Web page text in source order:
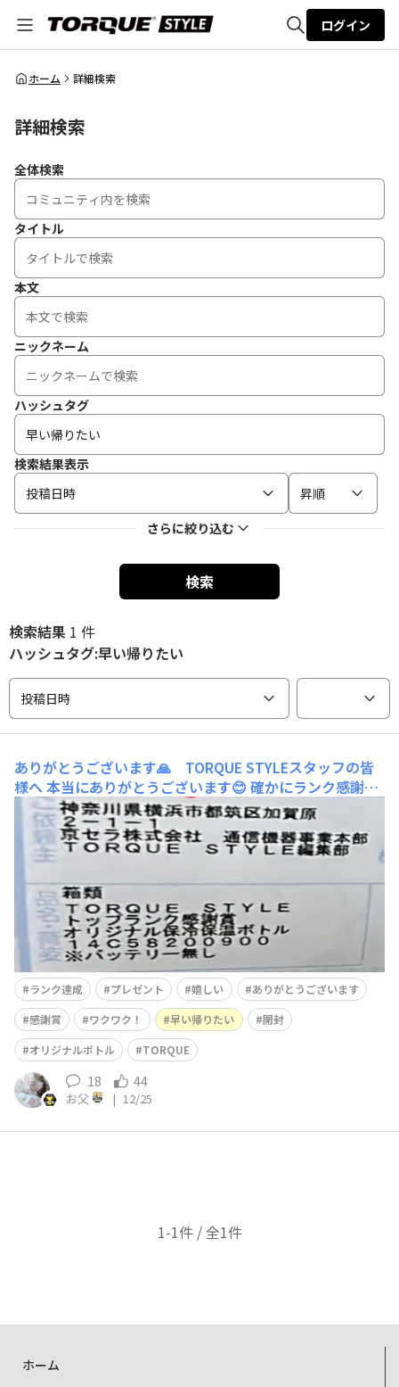
全体検索
ログイン
ホーム 詳細検索
詳細検索
全体検索
タイトル
本文
ニックネーム
ハッシュタグ
検索結果表示
投稿日時
昇順
さらに絞り込む
検索
検索結果 1 件
ハッシュタグ:早い帰りたい
投稿日時
ありがとうございます🙏 TORQUE STYLEスタッフの皆
様へ 本当にありがとうございます😊 確かにランク感謝賞
プレゼント🎁受け取りました！ まだ私は実物を手にして
いませんが…自宅に届いたって嫁からの連絡がありまし
た！ 嬉しいです😊（笑） 本日、夜に帰るのが楽しみで
す！ ただ、嫁が先に開封したみたいでして…（笑）
ランク達成 プレゼント 嬉しい
ありがとうございます
感謝賞
ワクワク！ 早い帰りたい
開封
オリジナルボトル
TORQUE
18 44
お父 | 12/25
1-1件 / 全1件
ホーム